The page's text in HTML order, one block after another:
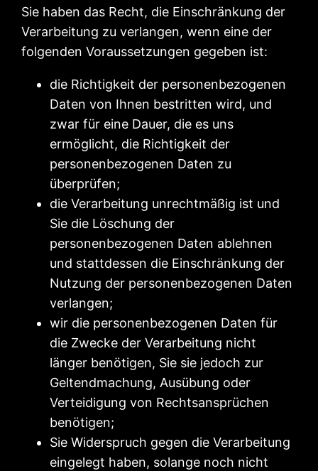
Sie haben das Recht, die Einschränkung der
Verarbeitung zu verlangen, wenn eine der
folgenden Voraussetzungen gegeben ist:
die Richtigkeit der personenbezogenen
Daten von Ihnen bestritten wird, und
zwar für eine Dauer, die es uns
ermöglicht, die Richtigkeit der
personenbezogenen Daten zu
überprüfen;
die Verarbeitung unrechtmäßig ist und
Sie die Löschung der
personenbezogenen Daten ablehnen
und stattdessen die Einschränkung der
Nutzung der personenbezogenen Daten
verlangen;
wir die personenbezogenen Daten für
die Zwecke der Verarbeitung nicht
länger benötigen, Sie sie jedoch zur
Geltendmachung, Ausübung oder
Verteidigung von Rechtsansprüchen
benötigen;
Sie Widerspruch gegen die Verarbeitung
eingelegt haben, solange noch nicht